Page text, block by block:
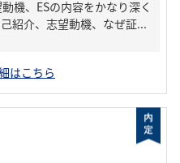
2回目→社員1：学生2 自己紹介、志望動機、なぜ証...
はこちら